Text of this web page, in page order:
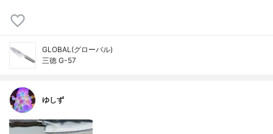
GLOBAL(グローバル)
三徳 G-57
ゆしず